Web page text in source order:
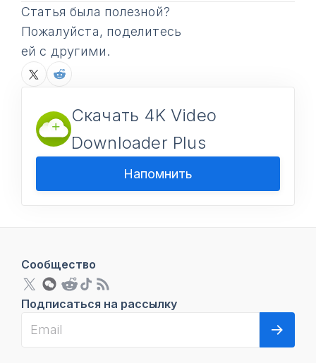
Статья была полезной?
Пожалуйста, поделитесь
ей с другими.
Скачать 4K Video
Downloader Plus
Напомнить
Сообщество
Подписаться на рассылку